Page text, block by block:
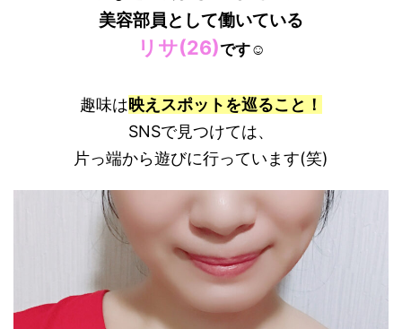
美容部員として働いている
リサ(26)です☺
趣味は映えスポットを巡ること！
SNSで見つけては、
片っ端から遊びに行っています(笑)